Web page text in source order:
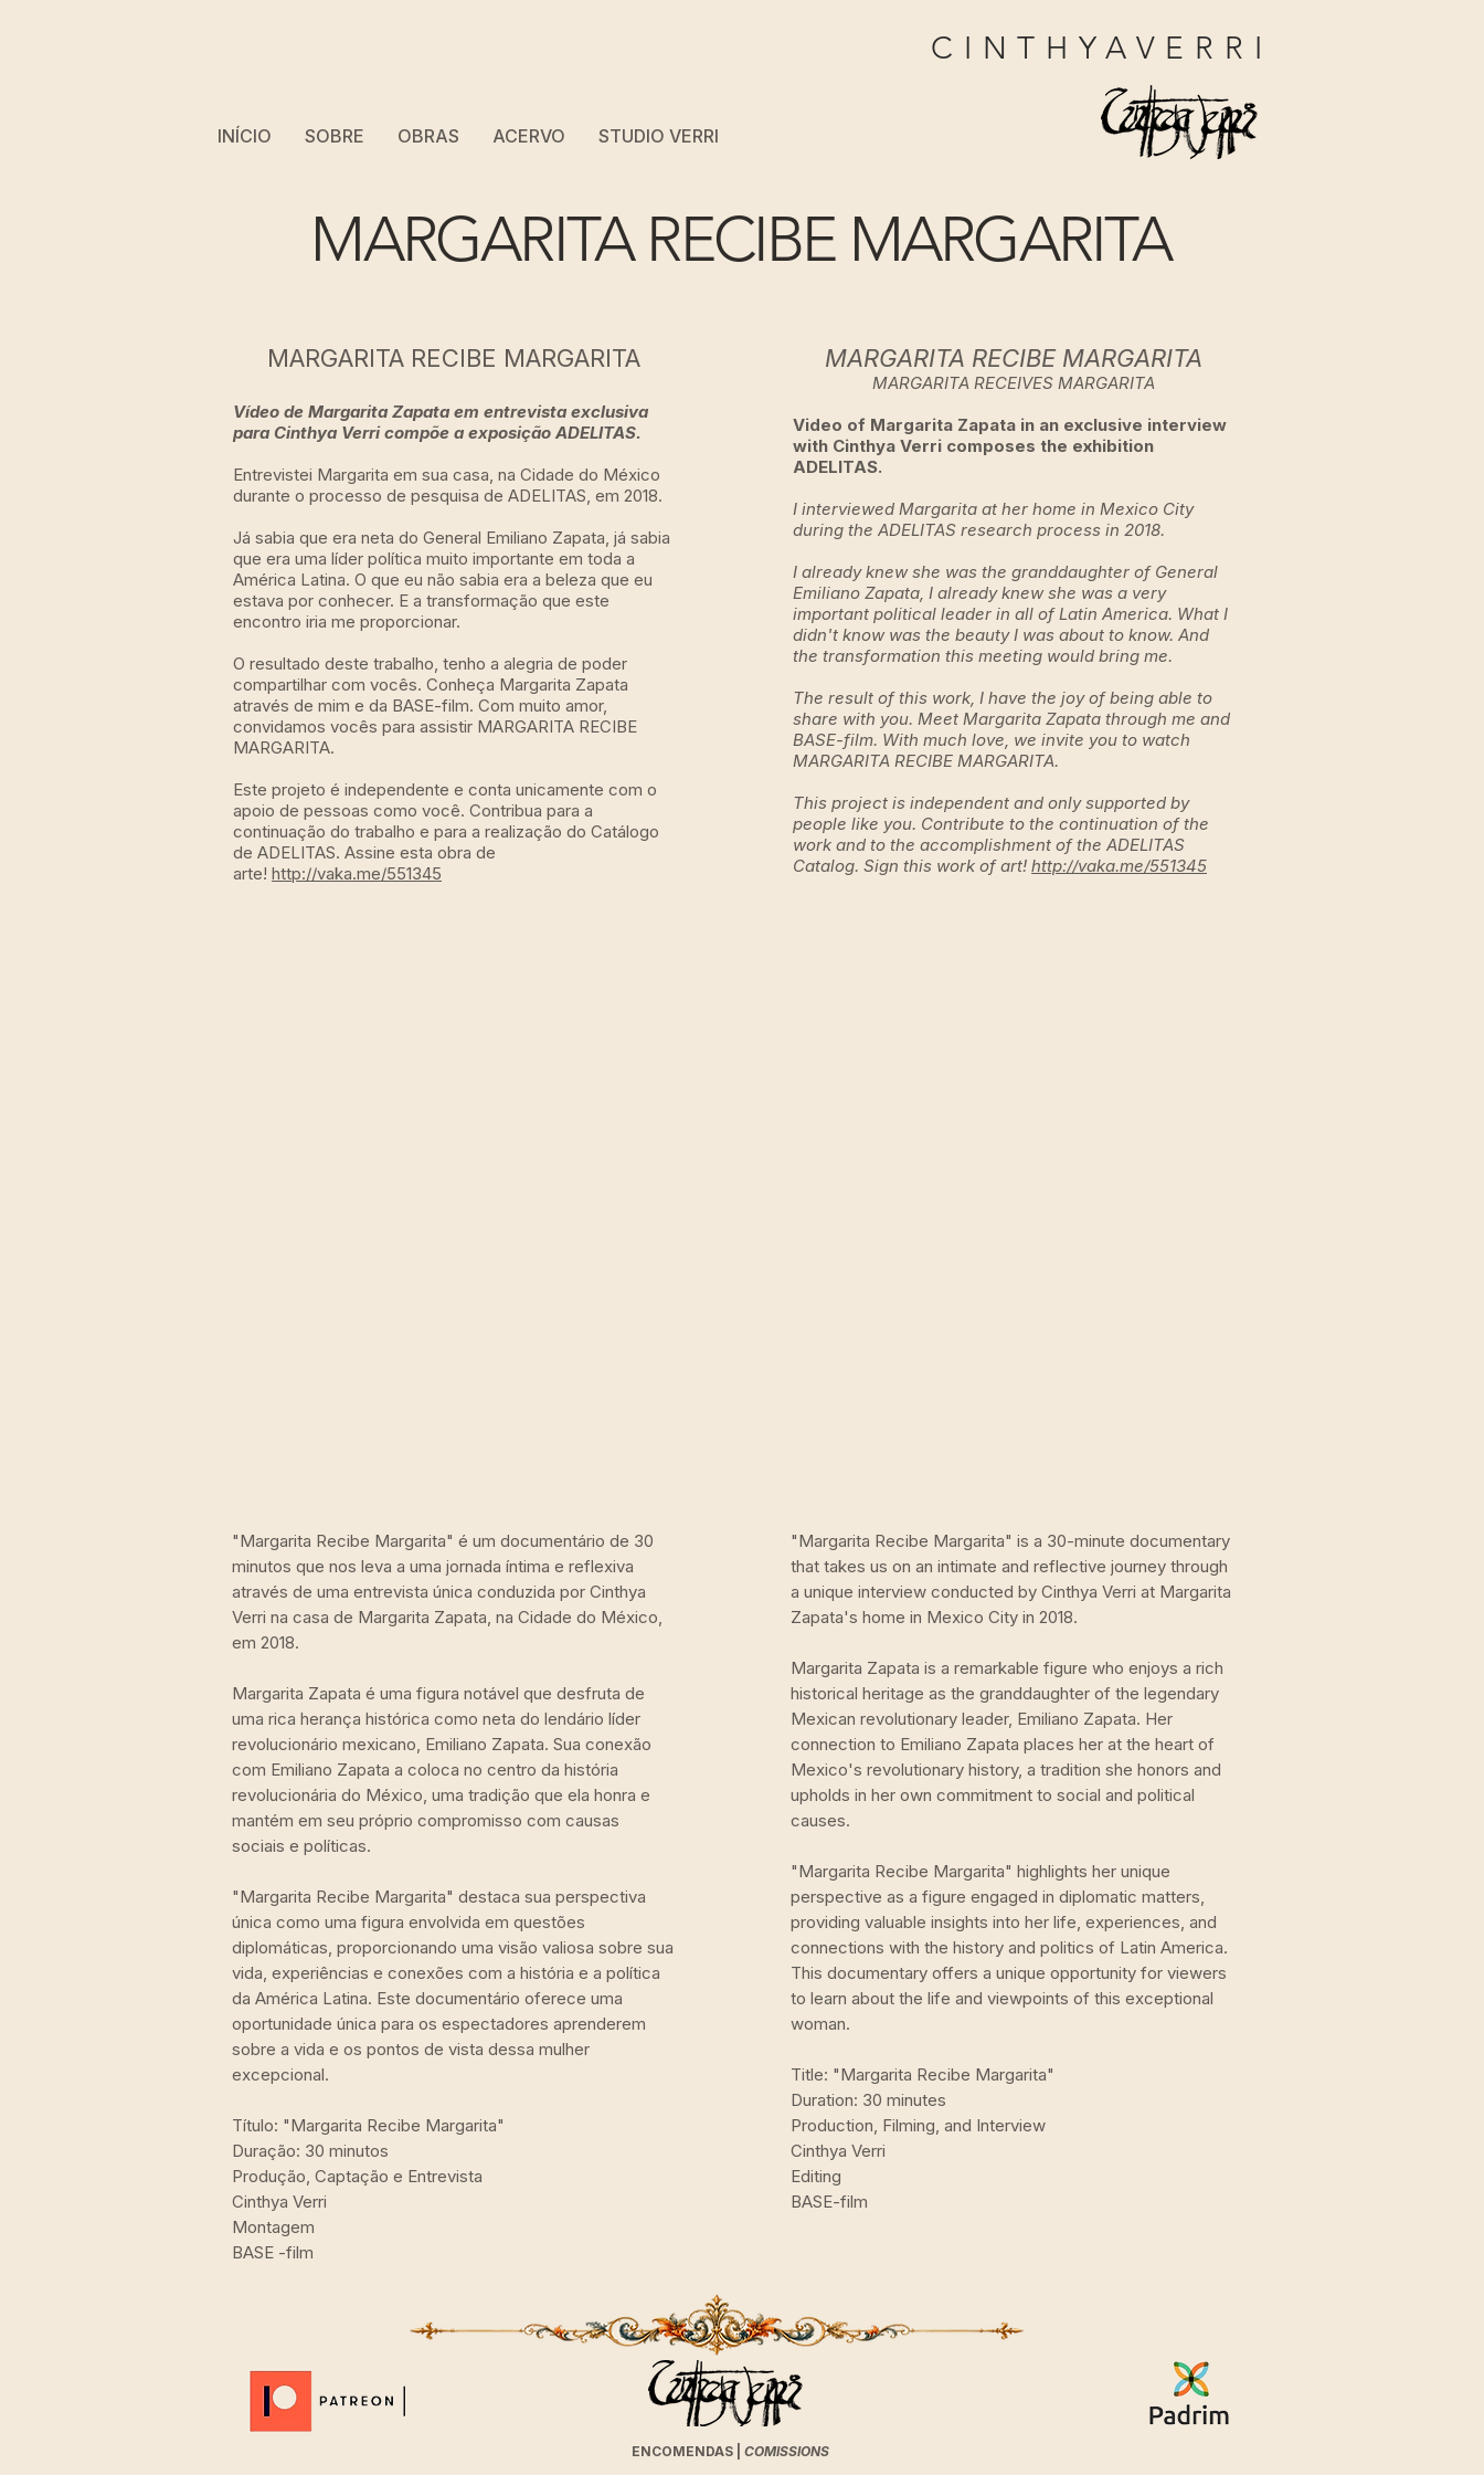
CINTHYAVERRI
INÍCIO SOBRE OBRAS ACERVO STUDIO VERRI
MARGARITA RECIBE MARGARITA
MARGARITA RECIBE MARGARITA
Vídeo de Margarita Zapata em entrevista exclusiva
para Cinthya Verri compõe a exposição ADELITAS.
Entrevistei Margarita em sua casa, na Cidade do México
durante o processo de pesquisa de ADELITAS, em 2018.
Já sabia que era neta do General Emiliano Zapata, já sabia
que era uma líder política muito importante em toda a
América Latina. O que eu não sabia era a beleza que eu
estava por conhecer. E a transformação que este
encontro iria me proporcionar.
O resultado deste trabalho, tenho a alegria de poder
compartilhar com vocês. Conheça Margarita Zapata
através de mim e da BASE-film. Com muito amor,
convidamos vocês para assistir MARGARITA RECIBE
MARGARITA.
Este projeto é independente e conta unicamente com o
apoio de pessoas como você. Contribua para a
continuação do trabalho e para a realização do Catálogo
de ADELITAS. Assine esta obra de
arte! http://vaka.me/551345
MARGARITA RECIBE MARGARITA
MARGARITA RECEIVES MARGARITA
Video of Margarita Zapata in an exclusive interview
with Cinthya Verri composes the exhibition
ADELITAS.
I interviewed Margarita at her home in Mexico City
during the ADELITAS research process in 2018.
I already knew she was the granddaughter of General
Emiliano Zapata, I already knew she was a very
important political leader in all of Latin America. What I
didn't know was the beauty I was about to know. And
the transformation this meeting would bring me.
The result of this work, I have the joy of being able to
share with you. Meet Margarita Zapata through me and
BASE-film. With much love, we invite you to watch
MARGARITA RECIBE MARGARITA.
This project is independent and only supported by
people like you. Contribute to the continuation of the
work and to the accomplishment of the ADELITAS
Catalog. Sign this work of art! http://vaka.me/551345
"Margarita Recibe Margarita" é um documentário de 30
minutos que nos leva a uma jornada íntima e reflexiva
através de uma entrevista única conduzida por Cinthya
Verri na casa de Margarita Zapata, na Cidade do México,
em 2018.
Margarita Zapata é uma figura notável que desfruta de
uma rica herança histórica como neta do lendário líder
revolucionário mexicano, Emiliano Zapata. Sua conexão
com Emiliano Zapata a coloca no centro da história
revolucionária do México, uma tradição que ela honra e
mantém em seu próprio compromisso com causas
sociais e políticas.
"Margarita Recibe Margarita" destaca sua perspectiva
única como uma figura envolvida em questões
diplomáticas, proporcionando uma visão valiosa sobre sua
vida, experiências e conexões com a história e a política
da América Latina. Este documentário oferece uma
oportunidade única para os espectadores aprenderem
sobre a vida e os pontos de vista dessa mulher
excepcional.
Título: "Margarita Recibe Margarita"
Duração: 30 minutos
Produção, Captação e Entrevista
Cinthya Verri
Montagem
BASE -film
"Margarita Recibe Margarita" is a 30-minute documentary
that takes us on an intimate and reflective journey through
a unique interview conducted by Cinthya Verri at Margarita
Zapata's home in Mexico City in 2018.
Margarita Zapata is a remarkable figure who enjoys a rich
historical heritage as the granddaughter of the legendary
Mexican revolutionary leader, Emiliano Zapata. Her
connection to Emiliano Zapata places her at the heart of
Mexico's revolutionary history, a tradition she honors and
upholds in her own commitment to social and political
causes.
"Margarita Recibe Margarita" highlights her unique
perspective as a figure engaged in diplomatic matters,
providing valuable insights into her life, experiences, and
connections with the history and politics of Latin America.
This documentary offers a unique opportunity for viewers
to learn about the life and viewpoints of this exceptional
woman.
Title: "Margarita Recibe Margarita"
Duration: 30 minutes
Production, Filming, and Interview
Cinthya Verri
Editing
BASE-film
ENCOMENDAS | COMISSIONS